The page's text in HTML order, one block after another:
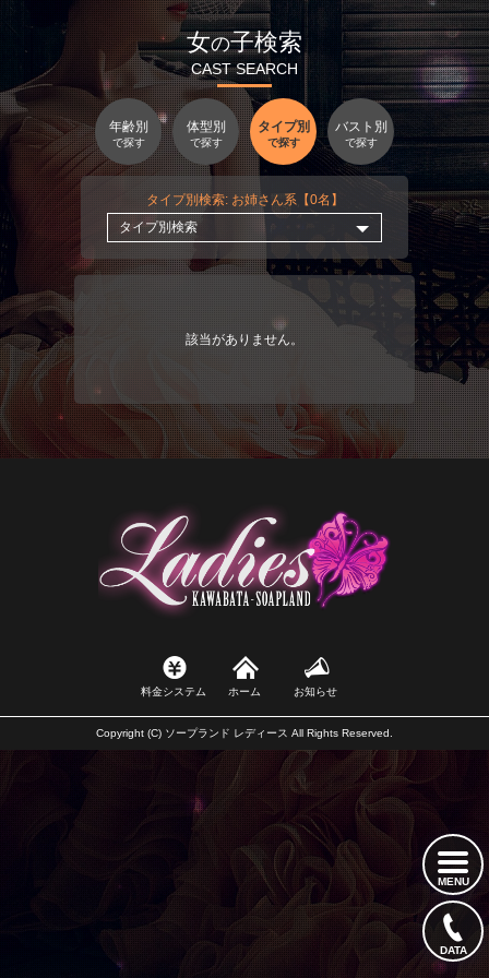
MENU
DATA
女の子検索
CAST SEARCH
年齢別
で探す
体型別
で探す
タイプ別
で探す
バスト別
で探す
タイプ別検索: お姉さん系【0名】
該当がありません。
料金システム ホーム お知らせ
Copyright (C) ソープランド レディース All Rights Reserved.